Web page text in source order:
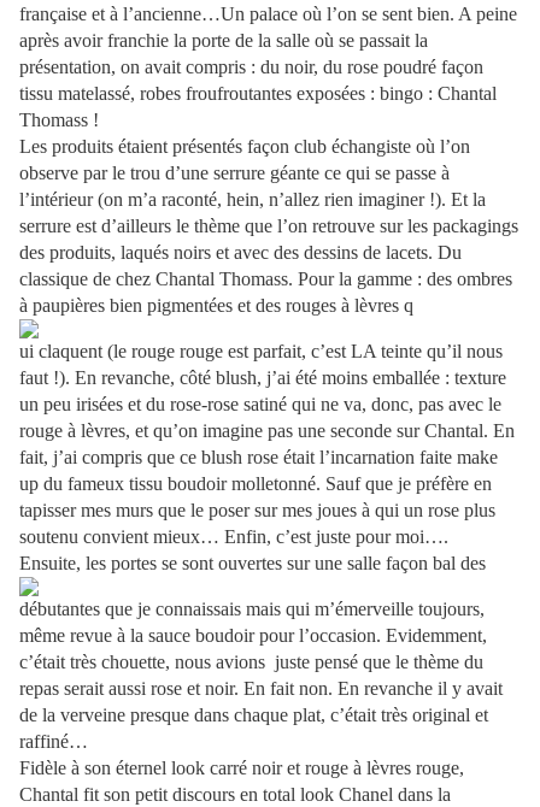
française et à l’ancienne…Un palace où l’on se sent bien. A peine
après avoir franchie la porte de la salle où se passait la
présentation, on avait compris : du noir, du rose poudré façon
tissu matelassé, robes froufroutantes exposées : bingo : Chantal
Thomass !
Les produits étaient présentés façon club échangiste où l’on
observe par le trou d’une serrure géante ce qui se passe à
l’intérieur (on m’a raconté, hein, n’allez rien imaginer !). Et la
serrure est d’ailleurs le thème que l’on retrouve sur les packagings
des produits, laqués noirs et avec des dessins de lacets. Du
classique de chez Chantal Thomass. Pour la gamme : des ombres
à paupières bien pigmentées et des rouges à lèvres q
ui claquent (le rouge rouge est parfait, c’est LA teinte qu’il nous
faut !). En revanche, côté blush, j’ai été moins emballée : texture
un peu irisées et du rose-rose satiné qui ne va, donc, pas avec le
rouge à lèvres, et qu’on imagine pas une seconde sur Chantal. En
fait, j’ai compris que ce blush rose était l’incarnation faite make
up du fameux tissu boudoir molletonné. Sauf que je préfère en
tapisser mes murs que le poser sur mes joues à qui un rose plus
soutenu convient mieux… Enfin, c’est juste pour moi….
Ensuite, les portes se sont ouvertes sur une salle façon bal des
débutantes que je connaissais mais qui m’émerveille toujours,
même revue à la sauce boudoir pour l’occasion. Evidemment,
c’était très chouette, nous avions juste pensé que le thème du
repas serait aussi rose et noir. En fait non. En revanche il y avait
de la verveine presque dans chaque plat, c’était très original et
raffiné…
Fidèle à son éternel look carré noir et rouge à lèvres rouge,
Chantal fit son petit discours en total look Chanel dans la